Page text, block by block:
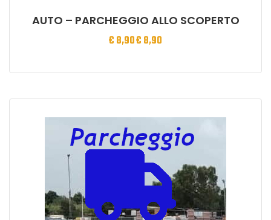
AUTO – PARCHEGGIO ALLO SCOPERTO
€8,90€8,90